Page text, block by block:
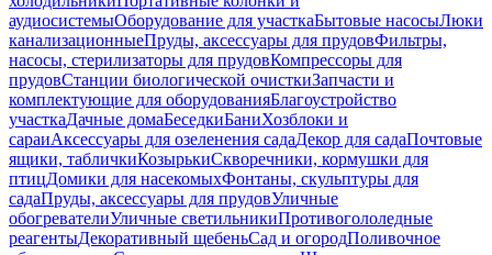
аудиосистемыОборудование для участкаБытовые насосыЛюки
канализационныеПруды, аксессуары для прудовФильтры,
насосы, стерилизаторы для прудовКомпрессоры для
прудовСтанции биологической очисткиЗапчасти и
комплектующие для оборудованияБлагоустройство
участкаДачные домаБеседкиБаниХозблоки и
сараиАксессуары для озеленения садаДекор для садаПочтовые
ящики, табличкиКозырькиСкворечники, кормушки для
птицДомики для насекомыхФонтаны, скульптуры для
садаПруды, аксессуары для прудовУличные
обогревателиУличные светильникиПротивогололедные
реагентыДекоративный щебеньСад и огородПоливочное